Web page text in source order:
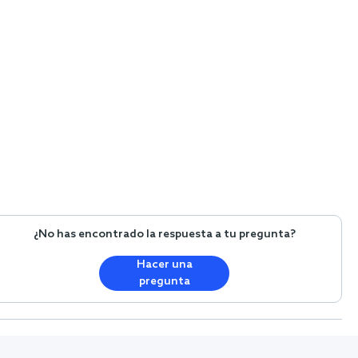
¿No has encontrado la respuesta a tu pregunta?
Hacer una
pregunta